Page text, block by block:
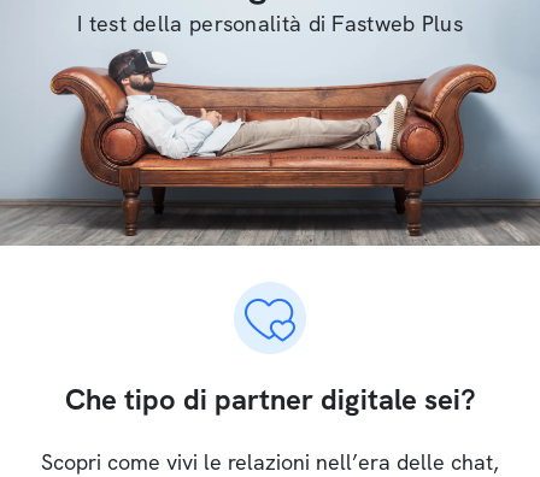
I test della personalità di Fastweb Plus
Che tipo di partner digitale sei?
Scopri come vivi le relazioni nell’era delle chat,